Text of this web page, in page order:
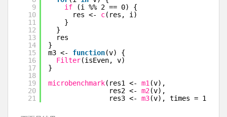
9
10
11
12
13
14
15
16
17
18
19
20
21
if
(i %% 2 == 0) {
res <- c(res, i)
}
}
res
}
m3 <- function(v) {
Filter(isEven, v)
}
microbenchmark(res1 <- m1 (v),
res2 <- m2 (v),
res3 <- m3(v), times = 1000)